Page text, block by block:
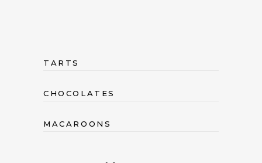
TARTS
CHOCOLATES
MACAROONS